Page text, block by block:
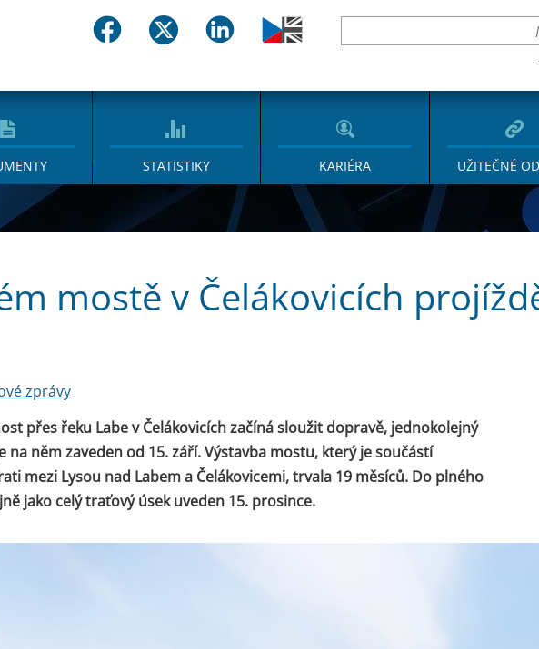
STATISTIKY KARIÉRA UŽITEČNÉ
mostě v Čelákovicích
zprávy
přes řeku Labe v Čelákovicích začíná sloužit dopravě, jednokolejný
na něm zaveden od 15. září. Výstavba mostu, který je součástí
mezi Lysou nad Labem a Čelákovicemi, trvala 19 měsíců. Do plného
jako celý traťový úsek uveden 15. prosince.